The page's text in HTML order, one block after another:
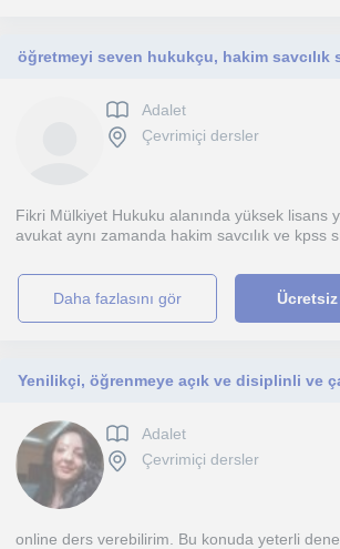
Adalet
Çevrimiçi dersler
Fikri Mülkiyet Hukuku alanında yüksek lisans
avukat aynı zamanda hakim savcılık ve kpss
daha fazlasını gör
Adalet
Çevrimiçi dersler
online ders verebilirim. Bu konuda yeterli